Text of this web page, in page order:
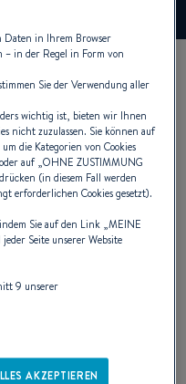
Daten in Ihrem Browser
– in der Regel in Form von
Sie der Verwendung aller
wichtig ist, bieten wir Ihnen
nicht zuzulassen. Sie können auf
die Kategorien von Cookies
auf „OHNE ZUSTIMMUNG
(in diesem Fall werden
erforderlichen Cookies gesetzt).
Sie auf den Link „MEINE
Seite unserer Website
9 unserer
AKZEPTIEREN